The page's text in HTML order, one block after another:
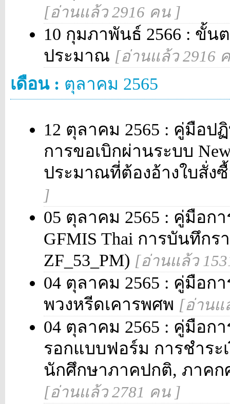
[อ่านแล้ว 2916 คน ]
10 กุมภาพันธ์ 2566 : ขั้น
ประมาณ [อ่านแล้ว 2916
เดือน : ตุลาคม 2565
12 ตุลาคม 2565 : คู่มือป
การขอเบิกผ่านระบบ
ประมาณที่ต้องอ้างใบสั่ง
]
05 ตุลาคม 2565 : คู่มือก
GFMIS Thai การบันทึกร
ZF_53_PM) [อ่านแล้ว
04 ตุลาคม 2565 : คู่มือก
พวงหรีดเคารพศพ [อ่านแ
04 ตุลาคม 2565 : คู่มือก
รอกแบบฟอร์ม การชำระ
นักศึกษาภาคปกติ, ภาค
[อ่านแล้ว 2781 คน ]